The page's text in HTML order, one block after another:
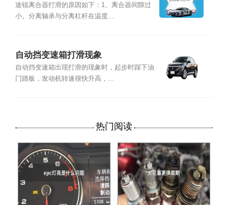
途锐离合器打滑的原因如下：1、离合器间隙过
小。分离轴承与分离杠杆在温度...
自动挡变速箱打滑现象
自动挡变速箱出现打滑的现象时，起步时踩下油
门踏板，发动机转速很快升高，...
热门阅读